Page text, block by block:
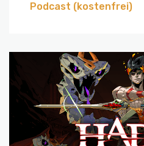
Podcast (kostenfrei)